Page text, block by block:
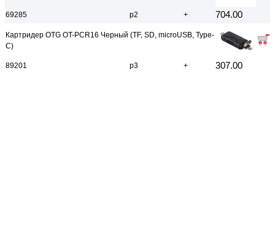
69285 р2 + 704.00
Картридер OTG OT-PCR16 Черный (TF, SD, microUSB, Type-
C)
89201 р3 + 307.00